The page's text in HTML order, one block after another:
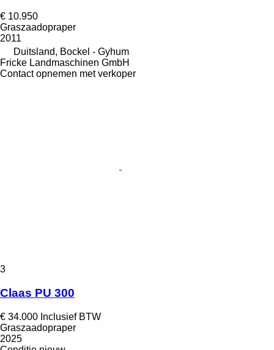
€ 10.950
Graszaadopraper
2011
Duitsland, Bockel - Gyhum
Fricke Landmaschinen GmbH
Contact opnemen met verkoper
3
Claas PU 300
€ 34.000 Inclusief BTW
Graszaadopraper
2025